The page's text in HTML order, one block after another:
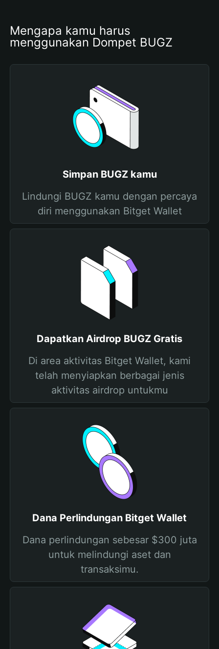
Mengapa kamu harus
menggunakan Dompet BUGZ
Simpan BUGZ kamu
Lindungi BUGZ kamu dengan percaya
diri menggunakan Bitget Wallet
Dapatkan Airdrop BUGZ Gratis
Di area aktivitas Bitget Wallet, kami
telah menyiapkan berbagai jenis
aktivitas airdrop untukmu
Dana Perlindungan Bitget Wallet
Dana perlindungan sebesar $300 juta
untuk melindungi aset dan
transaksimu.